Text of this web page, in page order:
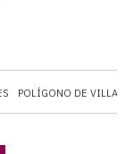
POLÍGONO DE